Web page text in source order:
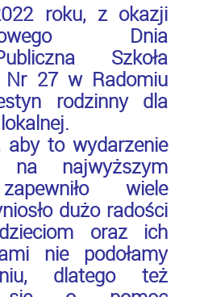
roku, z okazji
Dnia
Szkoła
Nr 27 w Radomiu
rodzinny dla
aby to wydarzenie
na najwyższym
wiele
dużo radości
oraz ich
nie podołamy
dlatego też